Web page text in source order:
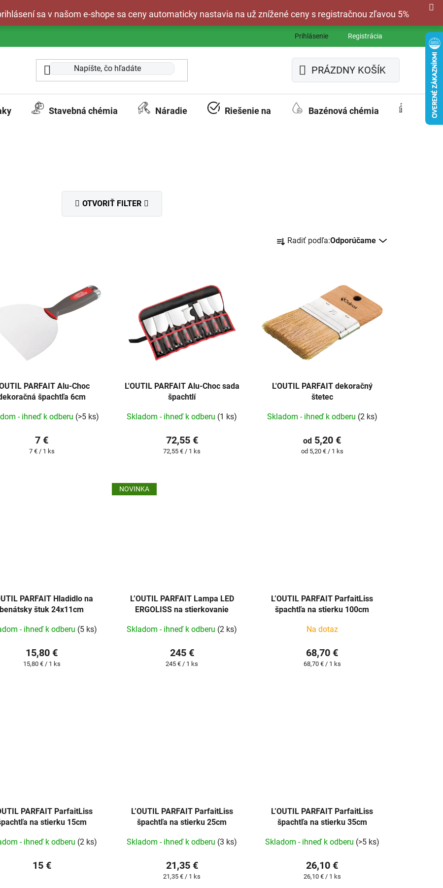
sa v našom e-shope sa ceny automaticky nastavia na už znížené ceny s registračnou zľavou 5%
Prihlásenie Registrácia
NÁKUPNÝ
KOŠÍK
PRÁZDNY KOŠÍK
Stavebná chémia Náradie Riešenie na Bazénová chémia
OTVORIŤ FILTER
a
p
r
k
o
Radiť podľa:Odporúčame
PARFAIT Alu-Choc
špachtľa 6cm
- ihneď k odberu (>5 ks)
7 €
Jednotková
7 € / 1 ks
L'OUTIL PARFAIT Alu-Choc sada
špachtlí
Skladom - ihneď k odberu (1 ks)
72,55 €
Jednotková
72,55 € / 1 ks
L'OUTIL PARFAIT dekoračný
štetec
Skladom - ihneď k odberu (2 ks)
od 5,20 €
Jednotková
od 5,20 € / 1 ks
PARFAIT Hladidlo na
benátsky štuk 24x11cm
- ihneď k odberu (5 ks)
15,80 €
Jednotková
15,80 € / 1 ks
NOVINKA
L’OUTIL PARFAIT Lampa LED
ERGOLISS na stierkovanie
Skladom - ihneď k odberu (2 ks)
245 €
Jednotková
245 € / 1 ks
L’OUTIL PARFAIT ParfaitLiss
špachtľa na stierku 100cm
Na dotaz
68,70 €
Jednotková
68,70 € / 1 ks
PARFAIT ParfaitLiss
na stierku 15cm
- ihneď k odberu (2 ks)
15 €
L’OUTIL PARFAIT ParfaitLiss
špachtľa na stierku 25cm
Skladom - ihneď k odberu (3 ks)
21,35 €
Jednotková
21,35 € / 1 ks
L’OUTIL PARFAIT ParfaitLiss
špachtľa na stierku 35cm
Skladom - ihneď k odberu (>5 ks)
26,10 €
Jednotková
26,10 € / 1 ks